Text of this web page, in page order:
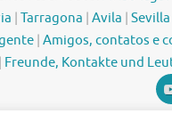
| Tarragona | Avila | Sevilla
| Amigos, contatos e
| Freunde, Kontakte und